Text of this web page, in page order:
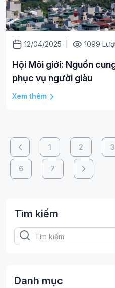
12/04/2025 1099
Hội Môi giới: Nguồn
phục vụ người giàu
Xem thêm
1 2 3
6 7
Tìm kiếm
Danh mục